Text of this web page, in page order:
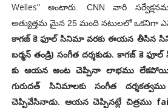
Welles" అంటారు. CNN వారి
అత్యుత్తమ మైన 25 మంది నటులలో ఒకనిగా
కాగజ్ కె ఫూల్ సినిమా వరకు ఈయన తీసిన
బర్మన్ తండ్రి) సంగీత దర్శకుడు. కాగజ్ కె
కు ఆయన అంట చెప్పినా లాభము
గురుదత్ సినిమాలకు సంగీత
చెప్పివేసినాడు. ఆయన చెప్పినట్లే చిత్రము